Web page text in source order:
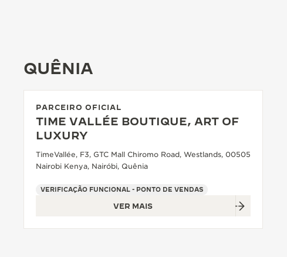
QUÊNIA
PARCEIRO OFICIAL
TIME VALLÉE BOUTIQUE, ART OF
LUXURY
TimeVallée, F3, GTC Mall Chiromo Road, Westlands, 00505
Nairobi Kenya, Nairóbi, Quênia
VERIFICAÇÃO FUNCIONAL - PONTO DE VENDAS
VER MAIS